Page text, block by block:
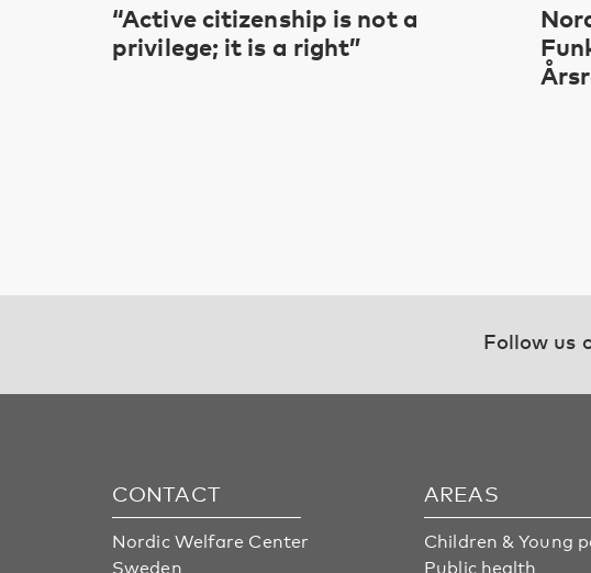
“Active citizenship is not a
privilege; it is a right”
Follow us
CONTACT
Nordic Welfare Center
Sweden
AREAS
Children & Young
Public health